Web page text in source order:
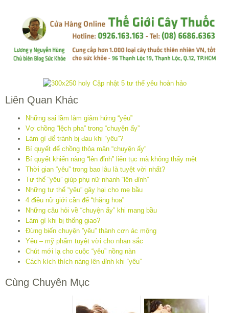
Liên Quan Khác
Những sai lầm làm giảm hứng “yêu”
Vợ chồng “lệch pha” trong “chuyện ấy”
Làm gì để tránh bị đau khi “yêu”?
Bí quyết để chồng thỏa mãn “chuyện ấy”
Bí quyết khiến nàng “lên đỉnh” liên tục mà không thấy mệt
Thời gian “yêu” trong bao lâu là tuyệt vời nhất?
Tư thế “yêu” giúp phụ nữ nhanh “lên đỉnh”
Những tư thế “yêu” gây hại cho mẹ bầu
4 điều nữ giới cần để “thăng hoa”
Những câu hỏi về “chuyện ấy” khi mang bầu
Làm gì khi bị thống giao?
Đừng biến chuyện ”yêu” thành cơn ác mộng
Yêu – mỹ phẩm tuyệt vời cho nhan sắc
Chút mới lạ cho cuộc “yêu” nồng nàn
Cách kích thích nàng lên đỉnh khi “yêu”
Cùng Chuyên Mục